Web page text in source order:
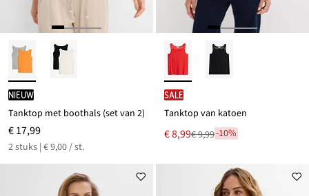
Nieuw
Tanktop met boothals (set van 2)
€ 17,99
2 stuks | € 9,00 / st.
SALE
Tanktop van katoen
Nu
voor
€ 8,99
Van € 9,99-10%